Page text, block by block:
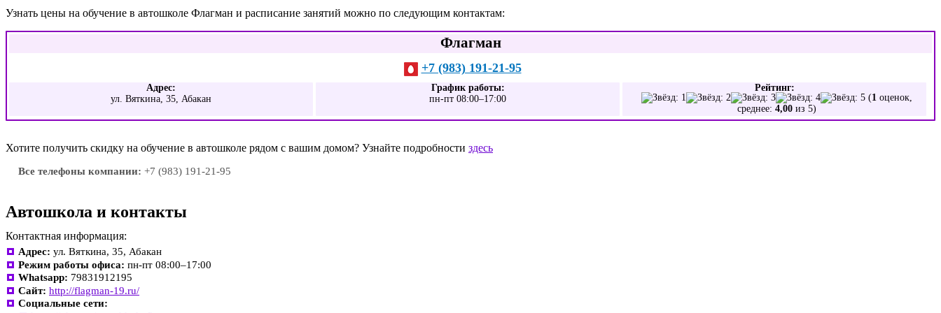
Узнать цены на обучение в автошколе Флагман и расписание занятий можно по следующим контактам:
Флагман
+7 (983) 191-21-95
Адрес:
ул. Вяткина, 35, Абакан
График работы:
пн-пт 08:00–17:00
Рейтинг:
(1 оценок,
среднее: 4,00 из 5)
Хотите получить скидку на обучение в автошколе рядом с вашим домом? Узнайте подробности здесь
Все телефоны компании: +7 (983) 191-21-95
Автошкола и контакты
Контактная информация:
Адрес: ул. Вяткина, 35, Абакан
Режим работы офиса: пн-пт 08:00–17:00
Whatsapp: 79831912195
Сайт: http://flagman-19.ru/
Социальные сети: